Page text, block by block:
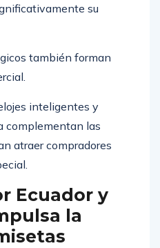
su
también forman
inteligentes y
complementan las
atraer compradores
Ecuador y
la